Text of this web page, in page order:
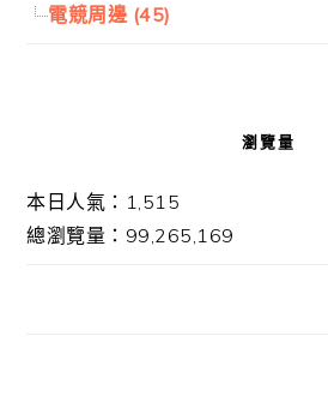
電競周邊 (45)
瀏覽量
本日人氣：1,515
總瀏覽量：99,265,169